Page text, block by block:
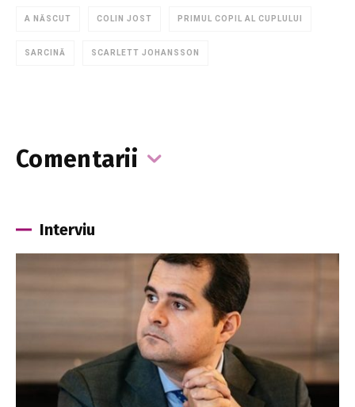
A NĂSCUT COLIN JOST PRIMUL COPIL AL CUPLULUI
SARCINĂ SCARLETT JOHANSSON
Comentarii
Interviu